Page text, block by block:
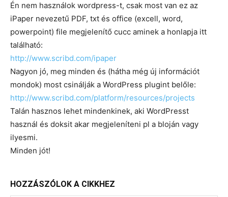
Én nem használok wordpress-t, csak most van ez az
iPaper nevezetű PDF, txt és office (excell, word,
powerpoint) file megjelenítő cucc aminek a honlapja itt
található:
http://www.scribd.com/ipaper
Nagyon jó, meg minden és (hátha még új információt
mondok) most csinálják a WordPress plugint belőle:
http://www.scribd.com/platform/resources/projects
Talán hasznos lehet mindenkinek, aki WordPresst
használ és doksit akar megjeleníteni pl a bloján vagy
ilyesmi.
Minden jót!
HOZZÁSZÓLOK A CIKKHEZ